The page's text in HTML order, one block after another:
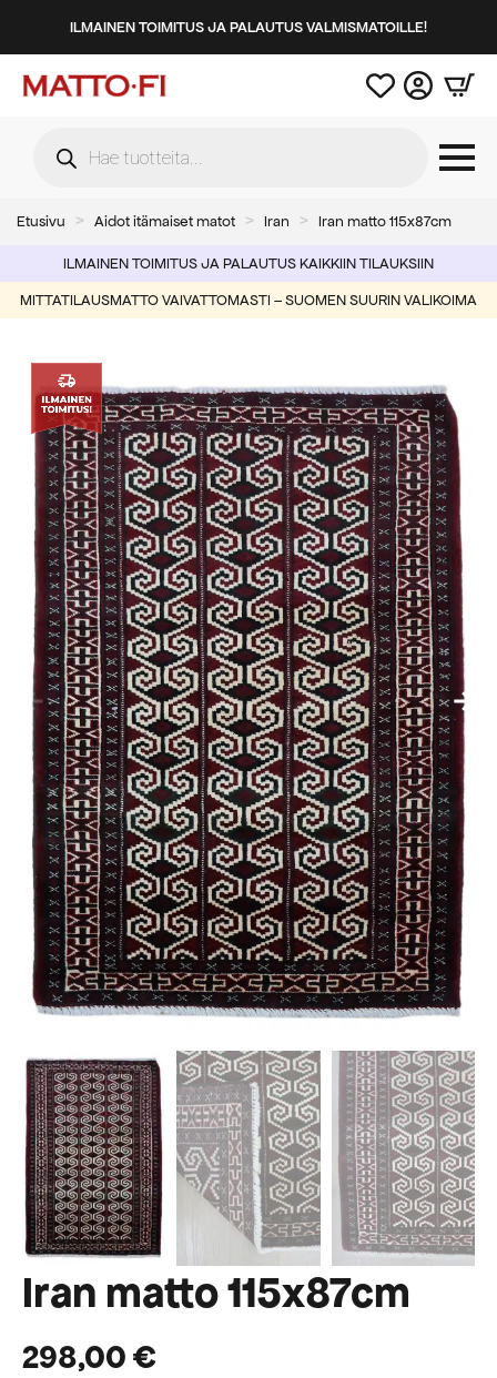
ILMAINEN TOIMITUS JA PALAUTUS VALMISMATOILLE!
search
Etusivu Aidot itämaiset matot Iran Iran matto 115x87cm
ILMAINEN TOIMITUS JA PALAUTUS KAIKKIIN TILAUKSIIN
MITTATILAUSMATTO VAIVATTOMASTI – SUOMEN SUURIN VALIKOIMA
Iran matto 115x87cm
298,00€